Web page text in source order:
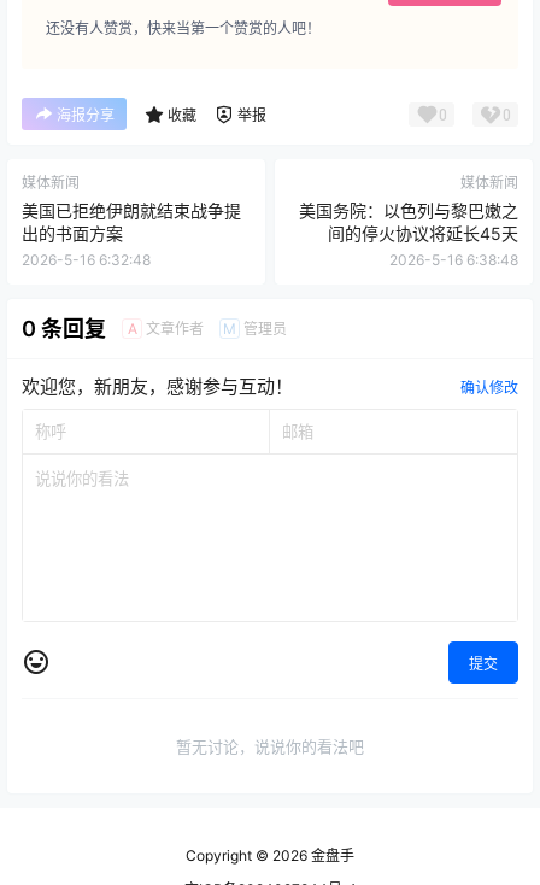
还没有人赞赏，快来当第一个赞赏的人吧！
海报分享 收藏 举报 0 0
媒体新闻
美国已拒绝伊朗就结束战争提
出的书面方案
2026-5-16 6:32:48
媒体新闻
美国务院：以色列与黎巴嫩之
间的停火协议将延长45天
2026-5-16 6:38:48
0 条回复 A 文章作者 M 管理员
欢迎您，新朋友，感谢参与互动！ 确认修改
提交
暂无讨论，说说你的看法吧
Copyright © 2026 金盘手